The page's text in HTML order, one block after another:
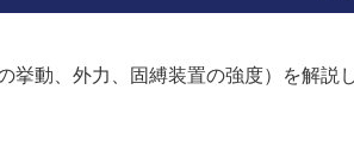
動、外力、固縛装置の強度）を解説